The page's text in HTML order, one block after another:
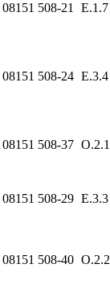
08151 508-21 E.1.7
08151 508-24 E.3.4
08151 508-37 O.2.1
08151 508-29 E.3.3
08151 508-40 O.2.2